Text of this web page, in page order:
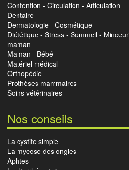
Contention - Circulation - Articulation
Dentaire
Dermatologie - Cosmétique
Diététique - Stress - Sommeil - Minceur
maman
Maman - Bébé
Matériel médical
Orthopédie
Prothèses mammaires
Soins vétérinaires
Nos conseils
La cystite simple
La mycose des ongles
Aphtes